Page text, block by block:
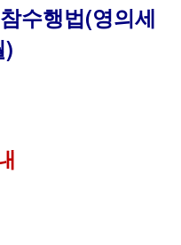
수행법(영의세
)